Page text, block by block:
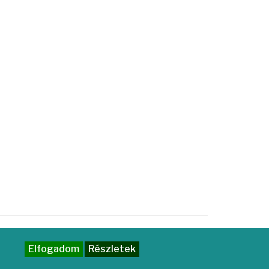
Elfogadom Részletek